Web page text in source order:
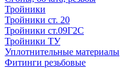
Тройники
Тройники ст. 20
Тройники ст.09Г2С
Тройники ТУ
Уплотнительные материалы
Фитинги резьбовые